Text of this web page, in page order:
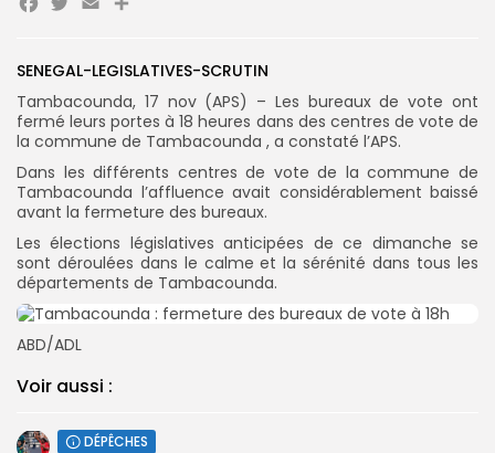
SENEGAL-LEGISLATIVES-SCRUTIN
Tambacounda, 17 nov (APS) – Les bureaux de vote ont
fermé leurs portes à 18 heures dans des centres de vote de
la commune de Tambacounda , a constaté l’APS.
Dans les différents centres de vote de la commune de
Tambacounda l’affluence avait considérablement baissé
avant la fermeture des bureaux.
Les élections législatives anticipées de ce dimanche se
sont déroulées dans le calme et la sérénité dans tous les
départements de Tambacounda.
ABD/ADL
Voir aussi :
DÉPÊCHES